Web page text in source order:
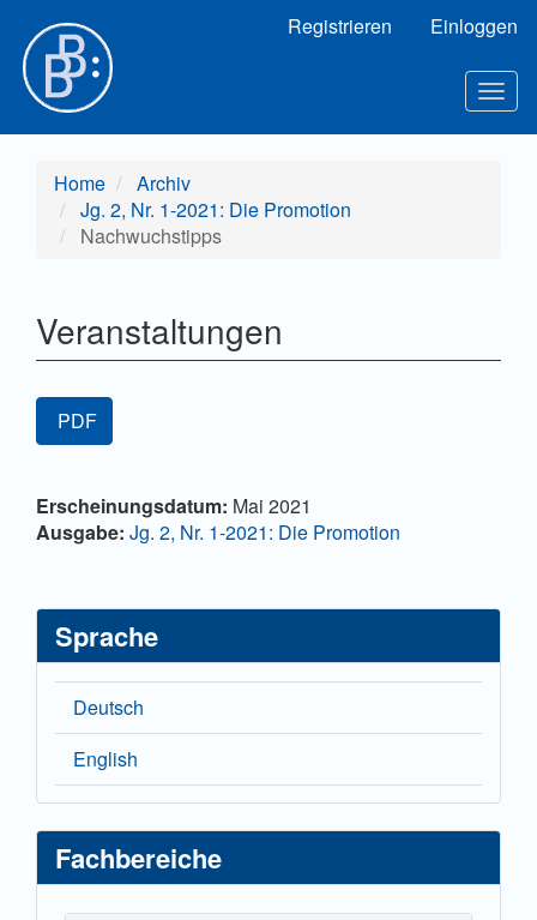
Hauptinhalt
Sidebar
Registrieren Einloggen
Home
Archiv
Jg. 2, Nr. 1-2021: Die Promotion
Nachwuchstipps
Veranstaltungen
Artikel-Sidebar
PDF
Hauptsächlicher Artikelinhalt
Artikel-Details
Erscheinungsdatum: Mai 2021
Ausgabe: Jg. 2, Nr. 1-2021: Die Promotion
Sprache
Deutsch
English
Fachbereiche